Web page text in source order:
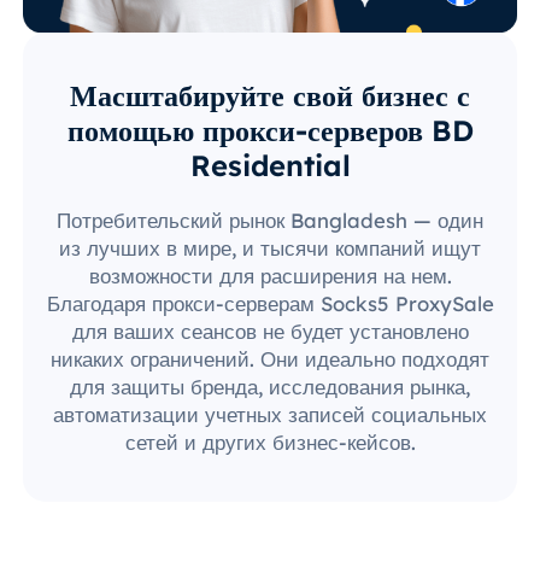
Масштабируйте свой бизнес с
помощью прокси-серверов BD
Residential
Потребительский рынок Bangladesh — один
из лучших в мире, и тысячи компаний ищут
возможности для расширения на нем.
Благодаря прокси-серверам Socks5 ProxySale
для ваших сеансов не будет установлено
никаких ограничений. Они идеально подходят
для защиты бренда, исследования рынка,
автоматизации учетных записей социальных
сетей и других бизнес-кейсов.